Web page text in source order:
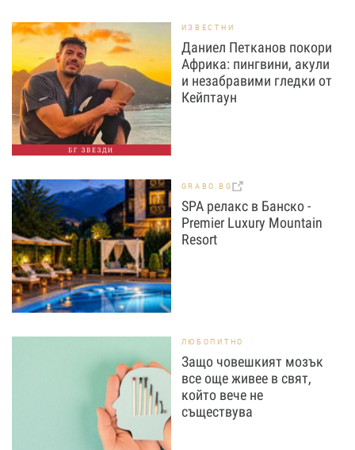
БГ ЗВЕЗДИ
ИЗВЕСТНИ
Даниел Петканов покори
Африка: пингвини, акули
и незабравими гледки от
Кейптаун
GRABO.BG
SPA релакс в Банско -
Premier Luxury Mountain
Resort
ЛЮБОПИТНО
Защо човешкият мозък
все още живее в свят,
който вече не
съществува